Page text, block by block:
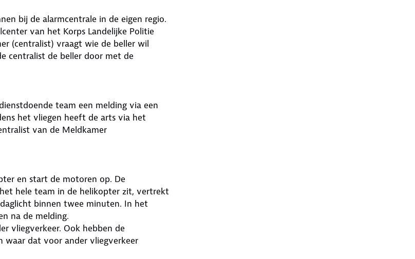
bij de alarmcentrale in de eigen regio.
van het Korps Landelijke Politie
(centralist) vraagt wie de beller wil
centralist de beller door met de
team een melding via een
het vliegen heeft de arts via het
van de Meldkamer
en start de motoren op. De
hele team in de helikopter zit, vertrekt
binnen twee minuten. In het
na de melding.
vliegverkeer. Ook hebben de
waar dat voor ander vliegverkeer